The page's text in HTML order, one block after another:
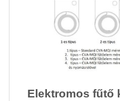
Elektromos fűtő